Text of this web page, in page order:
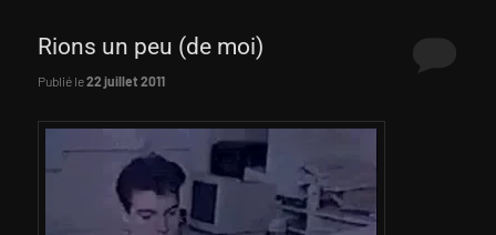
Rions un peu (de moi)
Publié le22 juillet 2011